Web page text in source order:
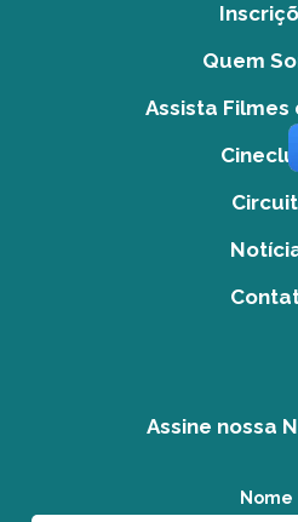
Quem
Assista Filmes
Assine nossa
Nome